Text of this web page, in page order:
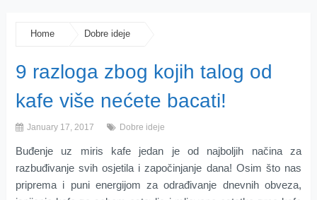
Home Dobre ideje
9 razloga zbog kojih talog od
kafe više nećete bacati!
January 17, 2017 Dobre ideje
Buđenje uz miris kafe jedan je od najboljih načina za
razbuđivanje svih osjetila i započinjanje dana! Osim što nas
priprema i puni energijom za odrađivanje dnevnih obveza,